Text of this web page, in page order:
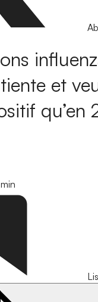
et
qu’en